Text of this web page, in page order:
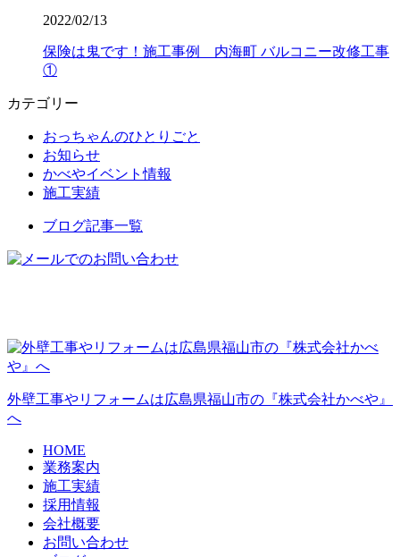
2022/02/13
保険は鬼です！施工事例 内海町 バルコニー改修工事
①
カテゴリー
おっちゃんのひとりごと
お知らせ
かべやイベント情報
施工実績
ブログ記事一覧
外壁工事やリフォームは広島県福山市の『株式会社かべや』
へ
HOME
業務案内
施工実績
採用情報
会社概要
お問い合わせ